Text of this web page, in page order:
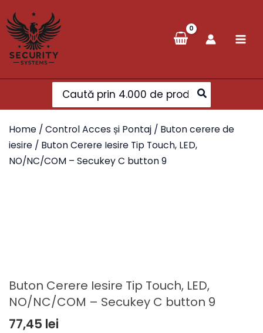
to
content
Search
for:
Home / Control Acces și Pontaj / Buton cerere de
iesire / Buton Cerere Iesire Tip Touch, LED,
NO/NC/COM – Secukey C button 9
Buton Cerere Iesire Tip Touch, LED,
NO/NC/COM – Secukey C button 9
77,45 lei